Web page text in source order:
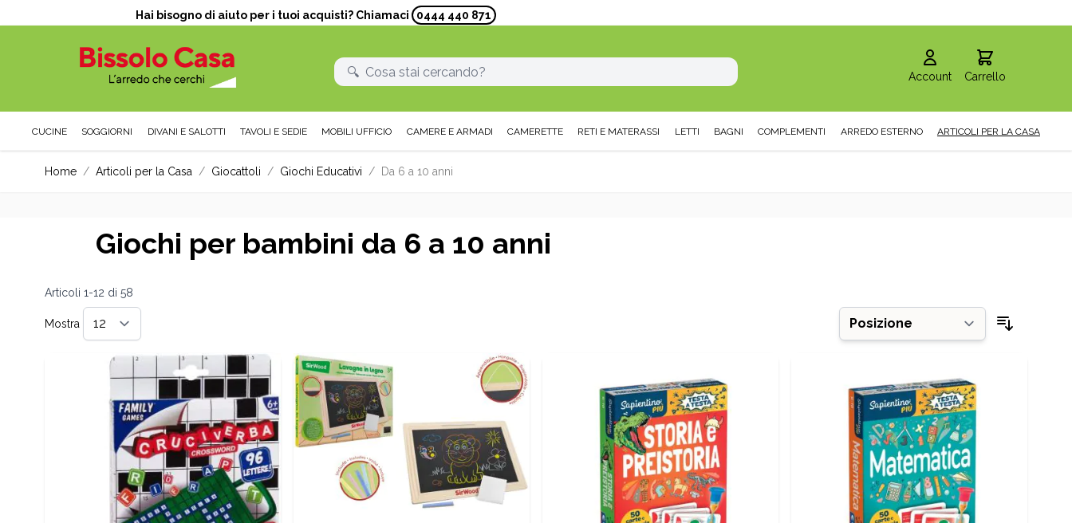
Hai bisogno di aiuto per i tuoi acquisti? Chiamaci 0444 440 871
Account Carrello
CUCINE SOGGIORNI DIVANI E SALOTTI TAVOLI E SEDIE MOBILI UFFICIO CAMERE E ARMADI CAMERETTE RETI E MATERASSI LETTI BAGNI COMPLEMENTI ARREDO ESTERNO ARTICOLI PER LA CASA
Home / Articoli per la Casa / Giocattoli / Giochi Educativi / Da 6 a 10 anni
Giochi per bambini da 6 a 10 anni
Articoli 1-12 di 58
Mostra
per pagina